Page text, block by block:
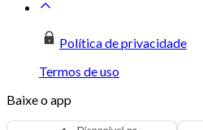
Política de privacidade
Termos de uso
Baixe o app